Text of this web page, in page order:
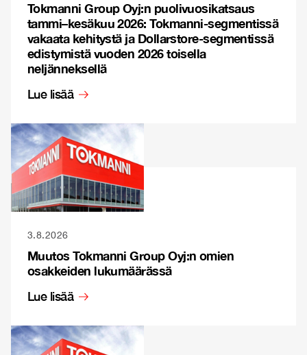
Tokmanni Group Oyj:n puolivuosikatsaus
tammi–kesäkuu 2026: Tokmanni-segmentissä
vakaata kehitystä ja Dollarstore-segmentissä
edistymistä vuoden 2026 toisella
neljänneksellä
Lue lisää
3.8.2026
Muutos Tokmanni Group Oyj:n omien
osakkeiden lukumäärässä
Lue lisää